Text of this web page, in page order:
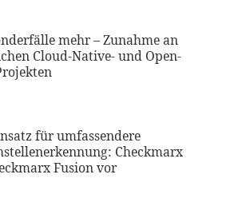
mehr – Zunahme an
Cloud-Native- und Open-
für umfassendere
Checkmarx
Fusion vor